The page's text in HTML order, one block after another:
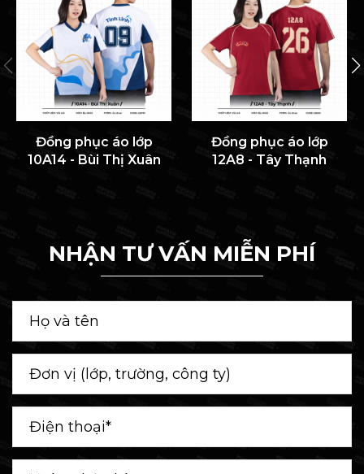
Đồng phục áo lớp
10A14 - Bùi Thị Xuân
Đồng phục áo lớp
12A8 - Tây Thạnh
NHẬN TƯ VẤN MIỄN PHÍ